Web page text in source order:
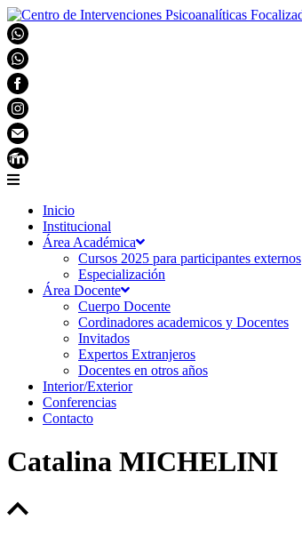
Inicio
Institucional
Área Académica
Cursos 2025 para participantes externos
Especialización
Área Docente
Cuerpo Docente
Cordinadores academicos y Docentes
Invitados
Expertos Extranjeros
Docentes en otros años
Interior/Exterior
Conferencias
Contacto
Catalina MICHELINI